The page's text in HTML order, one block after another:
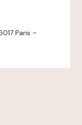
Paris –